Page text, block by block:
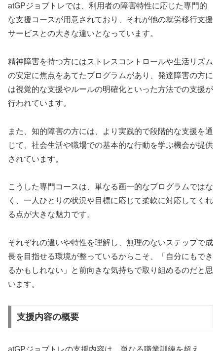
atGPジョブトレでは、利用者の障害特性に応じた専門的
な支援コースが用意されており、それが他の就労移行支援
サービスとの大きな違いとなっています。
精神障害を持つ方にはストレスコントロールや生活リズム
の安定に焦点をあてたプログラムがあり、発達障害の方に
は視覚的な支援やルールの明確化といった方法での支援が
行われています。
また、知的障害の方には、より実践的で段階的な支援を通
じて、社会生活や職場での基本的な行動を学ぶ機会が提供
されています。
こうした専門コースは、単なる画一的なプログラムではな
く、一人ひとりの状況や目標に応じて柔軟に対応してくれ
る点が大きな魅力です。
それぞれの違いや特性を理解し、無理のないステップで成
長を目指せる環境が整っているからこそ、「自分にもでき
るかもしれない」と前向きな気持ちで取り組めるのだと思
います。
支援内容の概要
atGPジョブトレの支援内容は、単なる職業訓練を超え